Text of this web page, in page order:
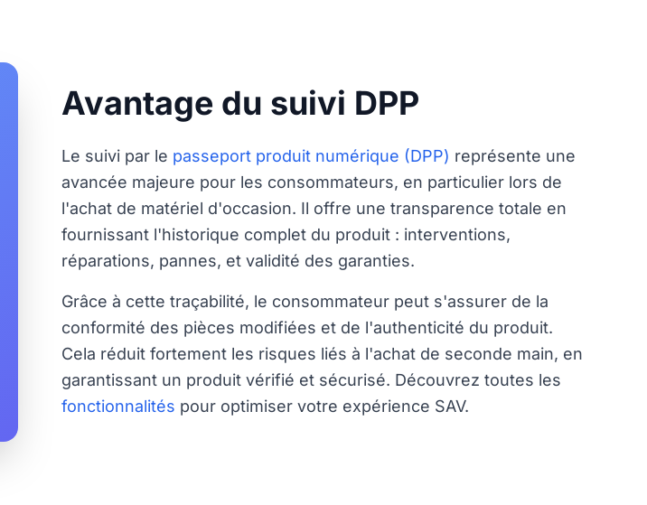
Avantage du suivi DPP
Le suivi par le passeport produit numérique (DPP) représente une
avancée majeure pour les consommateurs, en particulier lors de
l'achat de matériel d'occasion. Il offre une transparence totale en
fournissant l'historique complet du produit : interventions,
réparations, pannes, et validité des garanties.
Grâce à cette traçabilité, le consommateur peut s'assurer de la
conformité des pièces modifiées et de l'authenticité du produit.
Cela réduit fortement les risques liés à l'achat de seconde main, en
garantissant un produit vérifié et sécurisé. Découvrez toutes les
fonctionnalités pour optimiser votre expérience SAV.